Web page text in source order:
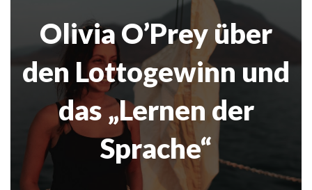
Olivia O’Prey über
den Lottogewinn und
das „Lernen der
Sprache“